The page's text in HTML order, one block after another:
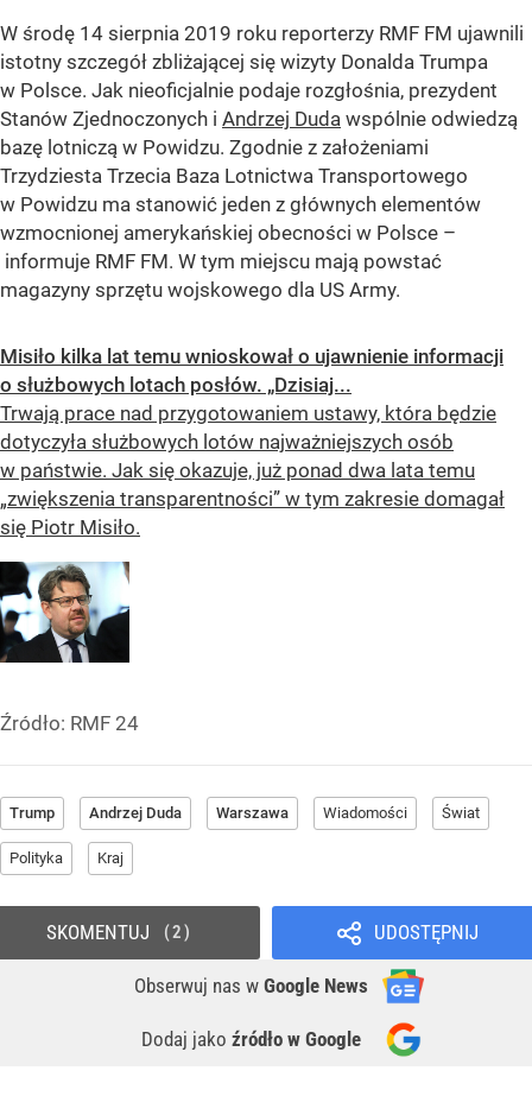
W środę 14 sierpnia 2019 roku reporterzy RMF FM ujawnili
istotny szczegół zbliżającej się wizyty Donalda Trumpa
w Polsce. Jak nieoficjalnie podaje rozgłośnia, prezydent
Stanów Zjednoczonych i Andrzej Duda wspólnie odwiedzą
bazę lotniczą w Powidzu. Zgodnie z założeniami
Trzydziesta Trzecia Baza Lotnictwa Transportowego
w Powidzu ma stanowić jeden z głównych elementów
wzmocnionej amerykańskiej obecności w Polsce –
informuje RMF FM. W tym miejscu mają powstać
magazyny sprzętu wojskowego dla US Army.
Misiło kilka lat temu wnioskował o ujawnienie informacji
o służbowych lotach posłów. „Dzisiaj...
Trwają prace nad przygotowaniem ustawy, która będzie
dotyczyła służbowych lotów najważniejszych osób
w państwie. Jak się okazuje, już ponad dwa lata temu
„zwiększenia transparentności” w tym zakresie domagał
się Piotr Misiło.
Źródło: RMF 24
Trump Andrzej Duda Warszawa Wiadomości Świat
Polityka Kraj
UDOSTĘPNIJ
Obserwuj nas w Google News
Dodaj jako źródło w Google
SKOMENTUJ 2